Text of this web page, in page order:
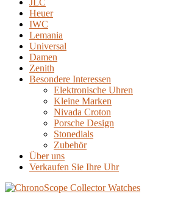
JLC
Heuer
IWC
Lemania
Universal
Damen
Zenith
Besondere Interessen
Elektronische Uhren
Kleine Marken
Nivada Croton
Porsche Design
Stonedials
Zubehör
Über uns
Verkaufen Sie Ihre Uhr